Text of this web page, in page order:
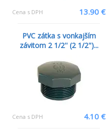
Cena s DPH 13.90 €
PVC zátka s vonkajším
závitom 2 1/2'' (2 1/2")...
Cena s DPH 4.10 €